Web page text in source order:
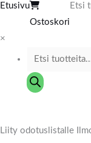
Etusivu
Ostoskori
Etsi
×
Liity odotuslistalle